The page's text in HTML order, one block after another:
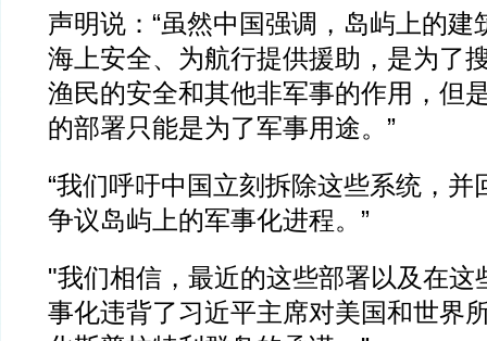
声明说：“虽然中国强调，岛屿上的建
海上安全、为航行提供援助，是为了
渔民的安全和其他非军事的作用，但
的部署只能是为了军事用途。”
“我们呼吁中国立刻拆除这些系统，并
争议岛屿上的军事化进程。”
"我们相信，最近的这些部署以及在这
事化违背了习近平主席对美国和世界